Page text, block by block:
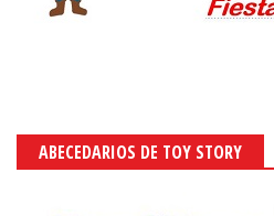
ABECEDARIOS DE TOY STORY